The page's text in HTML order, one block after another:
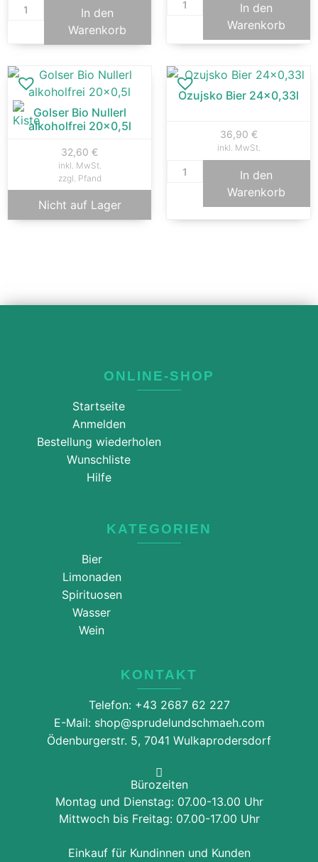
In den
Warenkorb
In den
Warenkorb
Golser Bio Nullerl
alkoholfrei 20×0,5l
32,60 €
inkl. MwSt.
zzgl. Pfand
Nicht auf Lager
Ozujsko Bier 24×0,33l
36,90 €
inkl. MwSt.
In den
Warenkorb
ONLINE-SHOP
Startseite
Anmelden
Bestellung wiederholen
Wunschliste
Hilfe
KATEGORIEN
Bier
Limonaden
Spirituosen
Wasser
Wein
KONTAKT
Telefon: +43 2687 62 227
E-Mail: shop@sprudelundschmaeh.com
Ödenburgerstr. 5, 7041 Wulkaprodersdorf
Bürozeiten
Montag und Dienstag: 07.00-13.00 Uhr
Mittwoch bis Freitag: 07.00-17.00 Uhr
Einkauf für Kundinnen und Kunden